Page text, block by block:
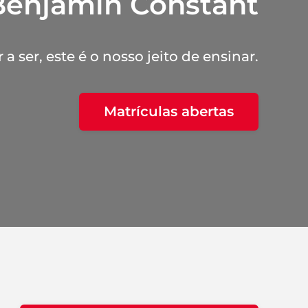
ser, este é o nosso jeito de ensinar.
Matrículas abertas